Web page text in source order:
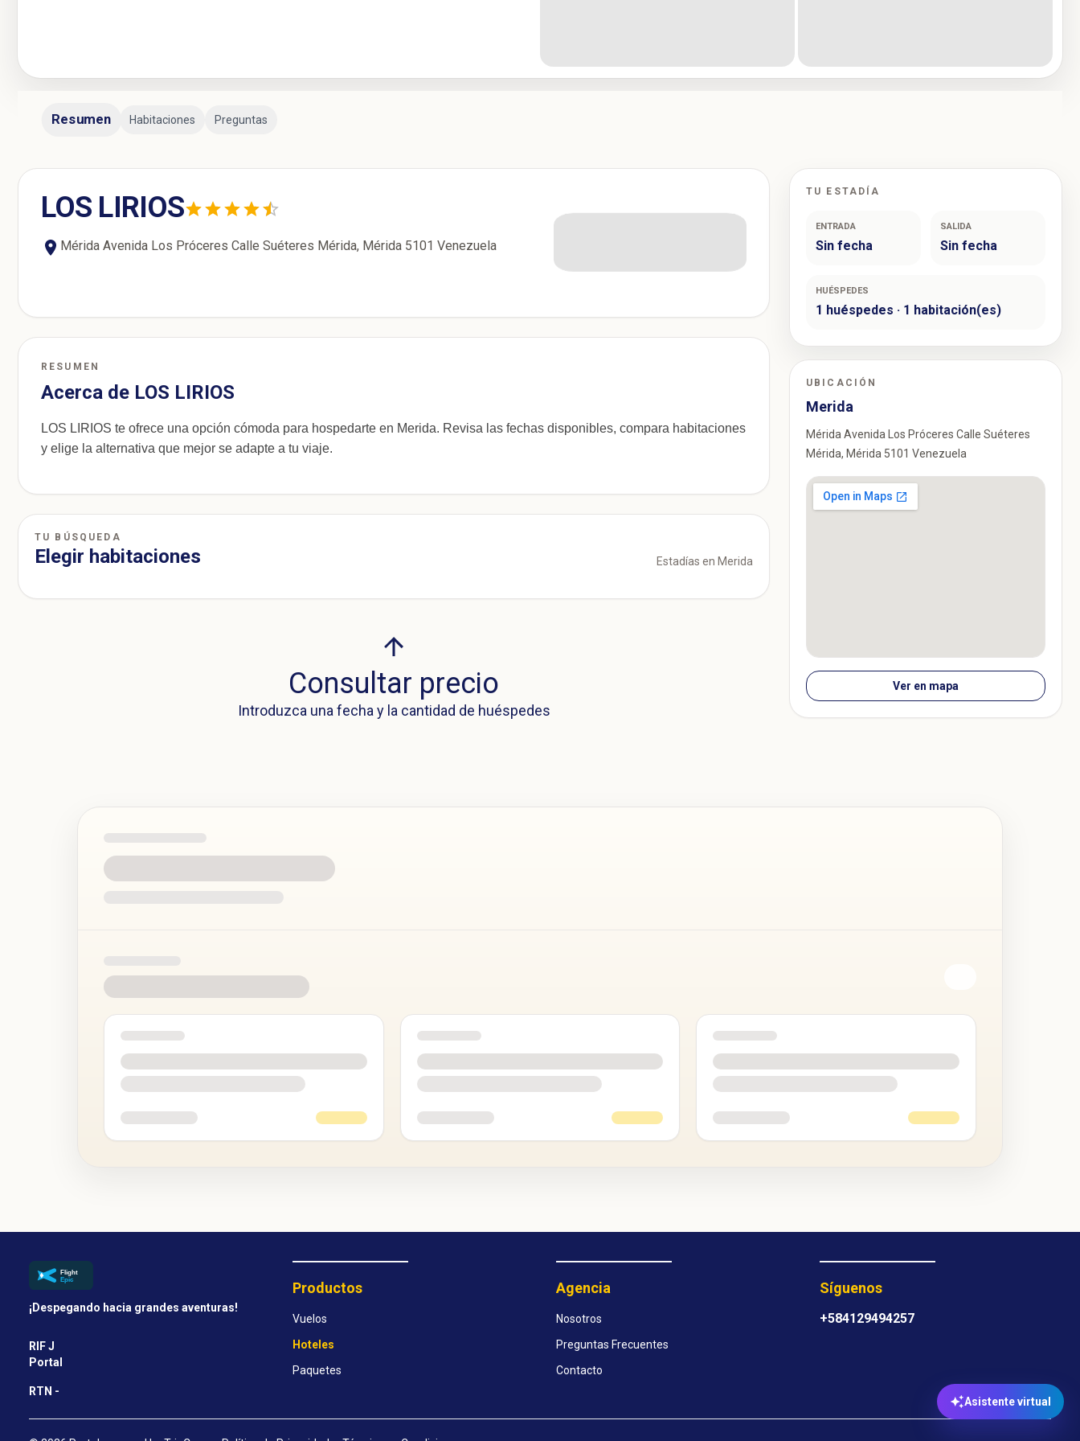
Resumen Habitaciones Preguntas
LOS LIRIOS
Mérida Avenida Los Próceres Calle Suéteres Mérida, Mérida 5101 Venezuela
RESUMEN
Acerca de LOS LIRIOS
LOS LIRIOS te ofrece una opción cómoda para hospedarte en Merida. Revisa las fechas disponibles, compara habitaciones
y elige la alternativa que mejor se adapte a tu viaje.
TU BÚSQUEDA
Elegir habitaciones Estadías en Merida
Consultar precio
Introduzca una fecha y la cantidad de huéspedes
TU ESTADÍA
ENTRADA
Sin fecha
SALIDA
Sin fecha
HUÉSPEDES
1 huéspedes · 1 habitación(es)
UBICACIÓN
Merida
Mérida Avenida Los Próceres Calle Suéteres
Mérida, Mérida 5101 Venezuela
Ver en mapa
Asistente virtual
¡Despegando hacia grandes aventuras!
RIF J
Portal
RTN -
Productos
Vuelos
Hoteles
Paquetes
Agencia
Nosotros
Preguntas Frecuentes
Contacto
Síguenos
+584129494257